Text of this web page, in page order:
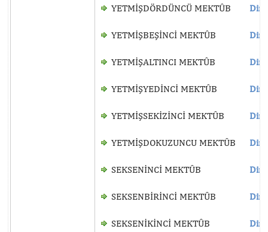
YETMİŞDÖRDÜNCÜ MEKTÛB
YETMİŞBEŞİNCİ MEKTÛB
YETMİŞALTINCI MEKTÛB
YETMİŞYEDİNCİ MEKTÛB
YETMİŞSEKİZİNCİ MEKTÛB
YETMİŞDOKUZUNCU MEKTÛB
SEKSENİNCİ MEKTÛB
SEKSENBİRİNCİ MEKTÛB
SEKSENİKİNCİ MEKTÛB